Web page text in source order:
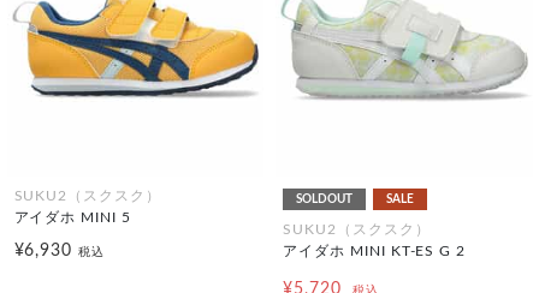
SUKU2（スクスク）
アイダホ MINI 5
¥6,930税込
SOLDOUT SALE
SUKU2（スクスク）
アイダホ MINI KT-ES G 2
¥5,720